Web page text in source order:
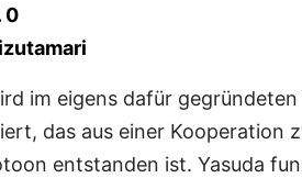
0
das aus einer Kooperation
entstanden ist. Yasuda